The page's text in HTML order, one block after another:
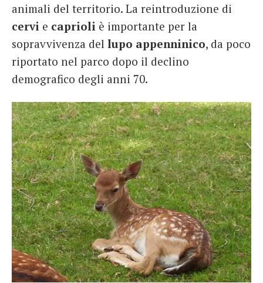
animali del territorio. La reintroduzione di
cervi e caprioli è importante per la
sopravvivenza del lupo appenninico, da poco
riportato nel parco dopo il declino
demografico degli anni 70.